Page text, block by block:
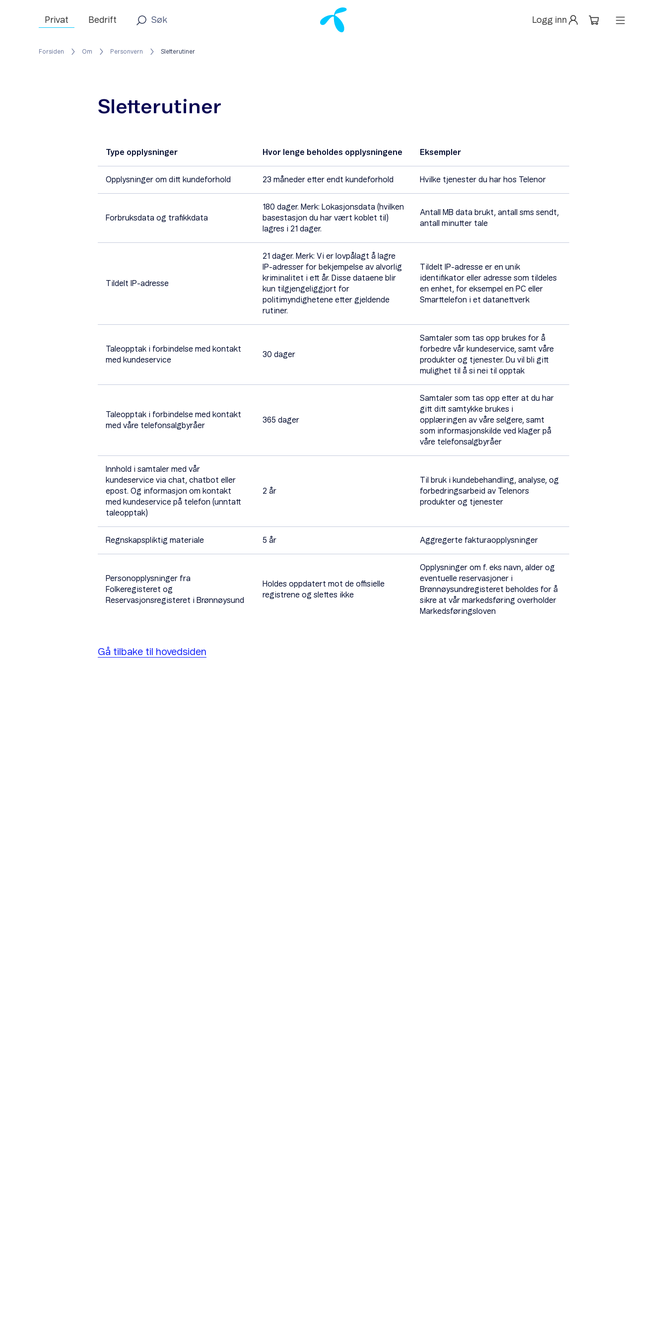
Privat Bedrift Logg inn
Forsiden Om Personvern Sletterutiner
Sletterutiner
Type opplysninger Hvor lenge beholdes opplysningene Eksempler
Opplysninger om ditt kundeforhold 23 måneder etter endt kundeforhold Hvilke tjenester du har hos Telenor
Forbruksdata og trafikkdata
180 dager. Merk: Lokasjonsdata (hvilken
basestasjon du har vært koblet til)
lagres i 21 dager.
Antall MB data brukt, antall sms sendt,
antall minutter tale
Tildelt IP-adresse
21 dager. Merk: Vi er lovpålagt å lagre
IP-adresser for bekjempelse av alvorlig
kriminalitet i ett år. Disse dataene blir
kun tilgjengeliggjort for
politimyndighetene etter gjeldende
rutiner.
Tildelt IP-adresse er en unik
identifikator eller adresse som tildeles
en enhet, for eksempel en PC eller
Smarttelefon i et datanettverk
Taleopptak i forbindelse med kontakt
med kundeservice
30 dager
Samtaler som tas opp brukes for å
forbedre vår kundeservice, samt våre
produkter og tjenester. Du vil bli gitt
mulighet til å si nei til opptak
Taleopptak i forbindelse med kontakt
med våre telefonsalgbyråer
365 dager
Samtaler som tas opp etter at du har
gitt ditt samtykke brukes i
opplæringen av våre selgere, samt
som informasjonskilde ved klager på
våre telefonsalgbyråer
Innhold i samtaler med vår
kundeservice via chat, chatbot eller
epost. Og informasjon om kontakt
med kundeservice på telefon (unntatt
taleopptak)
2 år
Til bruk i kundebehandling, analyse, og
forbedringsarbeid av Telenors
produkter og tjenester
Regnskapspliktig materiale 5 år Aggregerte fakturaopplysninger
Personopplysninger fra
Folkeregisteret og
Reservasjonsregisteret i Brønnøysund
Holdes oppdatert mot de offisielle
registrene og slettes ikke
Opplysninger om f. eks navn, alder og
eventuelle reservasjoner i
Brønnøysundregisteret beholdes for å
sikre at vår markedsføring overholder
Markedsføringsloven
Gå tilbake til hovedsiden